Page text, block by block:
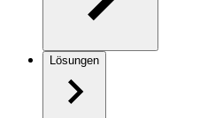
Lösungen